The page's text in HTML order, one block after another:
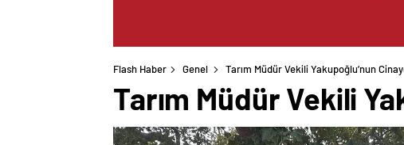
Flash Haber Genel Tarım Müdür Vekili Yakupoğlu’nun
Tarım Müdür Vekili